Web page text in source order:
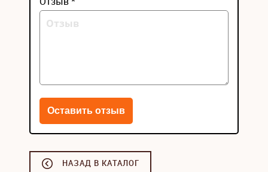
НАЗАД В КАТАЛОГ